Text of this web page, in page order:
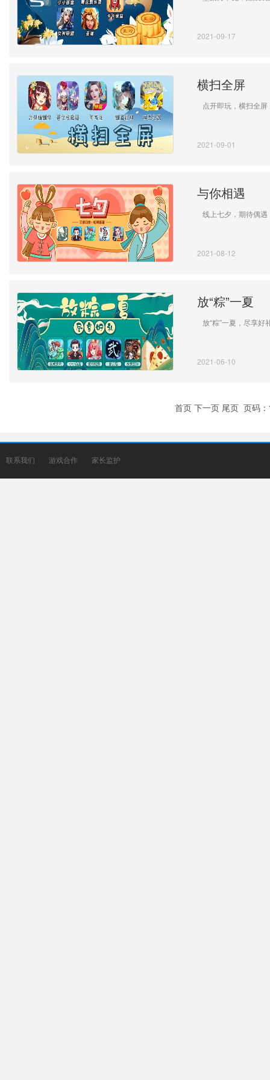
2021-09-17
横扫全屏
点开即玩，横扫全屏
2021-09-01
与你相遇
线上七夕，期待偶遇
2021-08-12
放“粽”一夏
放“粽”一夏，尽享好
2021-06-10
首页 下一页 尾页页码：
联系我们 游戏合作 家长监护